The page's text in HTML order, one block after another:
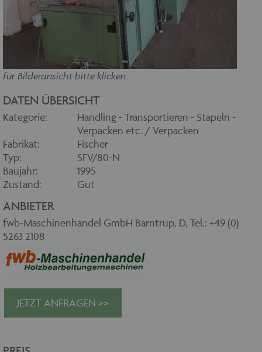
für Bilderansicht bitte klicken
DATEN ÜBERSICHT
Kategorie:
Handling - Transportieren - Stapeln -
Verpacken etc. / Verpacken
Fabrikat:
Fischer
Typ:
SFV/80-N
Baujahr:
1995
Zustand:
Gut
ANBIETER
fwb-Maschinenhandel GmbH Barntrup, D, Tel.: +49 (0)
5263 2108
JETZT ANFRAGEN >>